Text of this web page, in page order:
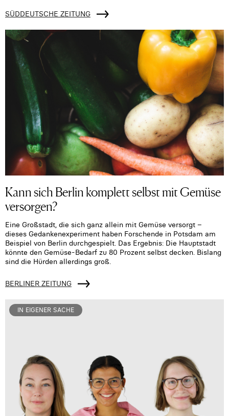
SÜDDEUTSCHE ZEITUNG
Kann sich Berlin komplett selbst mit Gemüse
versorgen?
Eine Großstadt, die sich ganz allein mit Gemüse versorgt –
dieses Gedankenexperiment haben Forschende in Potsdam am
Beispiel von Berlin durchgespielt. Das Ergebnis: Die Hauptstadt
könnte den Gemüse-Bedarf zu 80 Prozent selbst decken. Bislang
sind die Hürden allerdings groß.
BERLINER ZEITUNG
IN EIGENER SACHE